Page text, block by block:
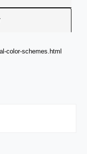
color-schemes.html